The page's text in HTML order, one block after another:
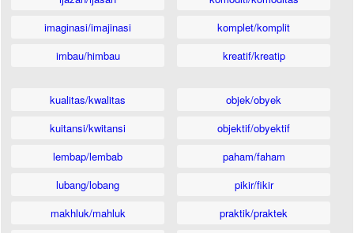
imaginasi/imajinasi
imbau/himbau
komplet/komplit
kreatif/kreatip
kualitas/kwalitas
kuitansi/kwitansi
lembap/lembab
lubang/lobang
makhluk/mahluk
objek/obyek
objektif/obyektif
paham/faham
pikir/fikir
praktik/praktek